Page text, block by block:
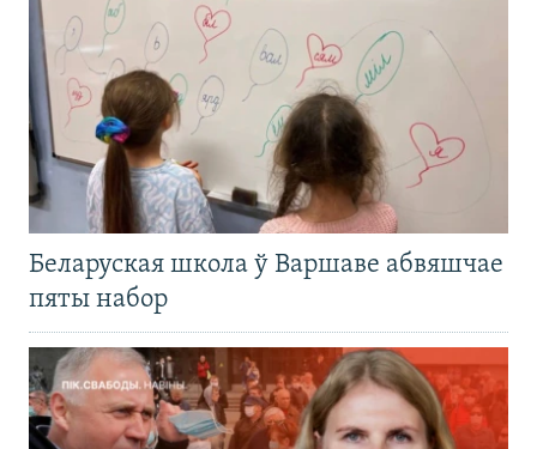
Беларуская школа ў Варшаве абвяшчае
пяты набор